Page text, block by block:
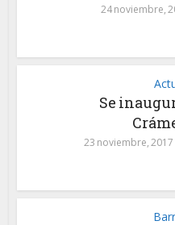
24 noviembre,
Se
23 noviembre, 2017